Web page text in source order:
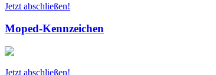
Jetzt abschließen!
Moped-Kennzeichen
Jetzt abschließen!